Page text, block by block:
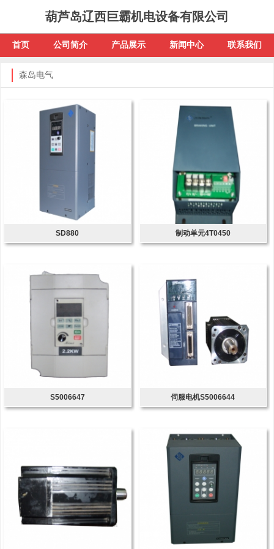
葫芦岛辽西巨霸机电设备有限公司
首页 公司简介 产品展示 新闻中心 联系我们
森岛电气
SD880 制动单元4T0450
S5006647 伺服电机S5006644